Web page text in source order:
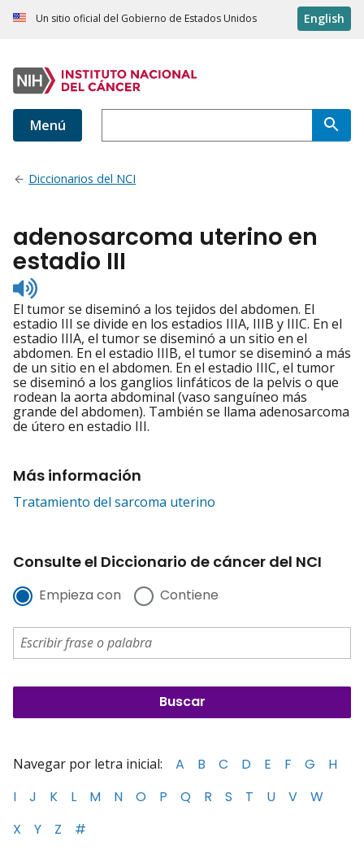
Un sitio oficial del Gobierno de Estados Unidos English
Menú
Diccionarios del NCI
adenosarcoma uterino en
estadio III
Listen
to
pronunciation
El tumor se diseminó a los tejidos del abdomen. El
estadio III se divide en los estadios IIIA, IIIB y IIIC. En el
estadio IIIA, el tumor se diseminó a un sitio en el
abdomen. En el estadio IIIB, el tumor se diseminó a más
de un sitio en el abdomen. En el estadio IIIC, el tumor
se diseminó a los ganglios linfáticos de la pelvis o que
rodean la aorta abdominal (vaso sanguíneo más
grande del abdomen). También se llama adenosarcoma
de útero en estadio III.
Más información
Tratamiento del sarcoma uterino
Consulte el Diccionario de cáncer del NCI
Empieza con Contiene
Navegar por letra inicial: A B C D E F G
H
I
J K L M N O P Q R S T U V
W
X
Y Z #